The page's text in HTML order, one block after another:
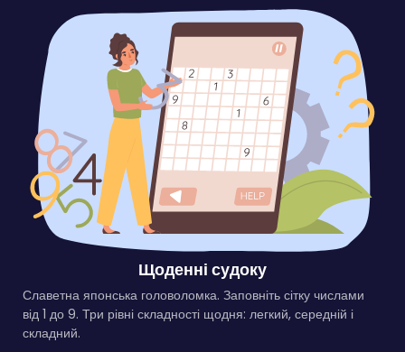
Щоденні судоку
Славетна японська головоломка. Заповніть сітку числами
від 1 до 9. Три рівні складності щодня: легкий, середній і
складний.